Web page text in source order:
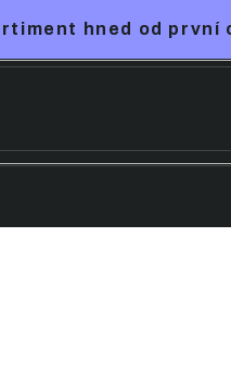
hned od první